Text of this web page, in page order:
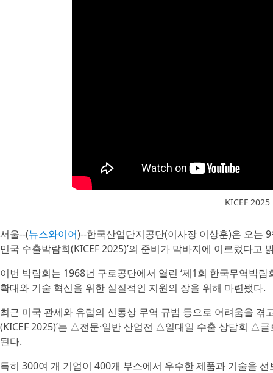
KICEF
서울--(뉴스와이어)--한국산업단지공단(이사장 이상훈)은 오는
민국 수출박람회(KICEF 2025)’의 준비가 막바지에 이르렀다고
이번 박람회는 1968년 구로공단에서 열린 ‘제1회 한국무역박
확대와 기술 혁신을 위한 실질적인 지원의 장을 위해 마련됐다.
최근 미국 관세와 유럽의 신통상 무역 규범 등으로 어려움을 겪
(KICEF 2025)’는 △전문·일반 산업전 △일대일 수출 상담회 △
된다.
특히 300여 개 기업이 400개 부스에서 우수한 제품과 기술을